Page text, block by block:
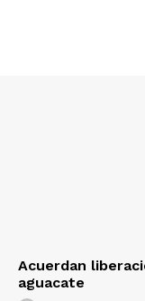
Acuerdan
aguacate